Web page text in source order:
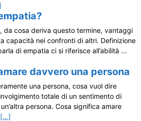
da cosa deriva questo termine, vantaggi
capacità nei confronti di altri. Definizione
di empatia ci si riferisce all’abilità …
davvero una persona
una persona, cosa vuol dire
totale di un sentimento di
persona. Cosa significa amare
[…]